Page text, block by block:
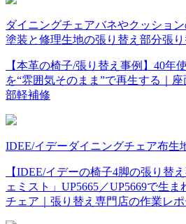
ダイニングチェアバネやクッショ
塗装と修理生地の張り替え 部分張り
【本革の椅子/張り替え事例】40年
を“雰囲気そのまま”で再生する｜
部軽補修
IDEE/イデーダイニングチェア布生
【IDEE/イデーの椅子4脚の張り替
ェミスト」UP5665／UP5669で生
チェア｜張り替え専門店の作業レポ